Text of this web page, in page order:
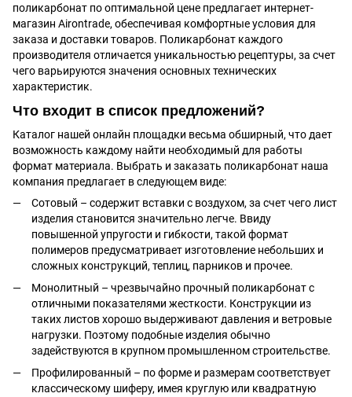
поликарбонат по оптимальной цене предлагает интернет-
магазин Аirontrade, обеспечивая комфортные условия для
заказа и доставки товаров. Поликарбонат каждого
производителя отличается уникальностью рецептуры, за счет
чего варьируются значения основных технических
характеристик.
Что входит в список предложений?
Каталог нашей онлайн площадки весьма обширный, что дает
возможность каждому найти необходимый для работы
формат материала. Выбрать и заказать поликарбонат наша
компания предлагает в следующем виде:
Сотовый – содержит вставки с воздухом, за счет чего лист
изделия становится значительно легче. Ввиду
повышенной упругости и гибкости, такой формат
полимеров предусматривает изготовление небольших и
сложных конструкций, теплиц, парников и прочее.
Монолитный – чрезвычайно прочный поликарбонат с
отличными показателями жесткости. Конструкции из
таких листов хорошо выдерживают давления и ветровые
нагрузки. Поэтому подобные изделия обычно
задействуются в крупном промышленном строительстве.
Профилированный – по форме и размерам соответствует
классическому шиферу, имея круглую или квадратную